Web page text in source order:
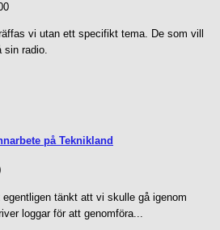
vi utan ett specifikt tema. De som vill
sin radio.
på Teknikland
egentligen tänkt att vi skulle gå igenom
loggar för att genomföra...